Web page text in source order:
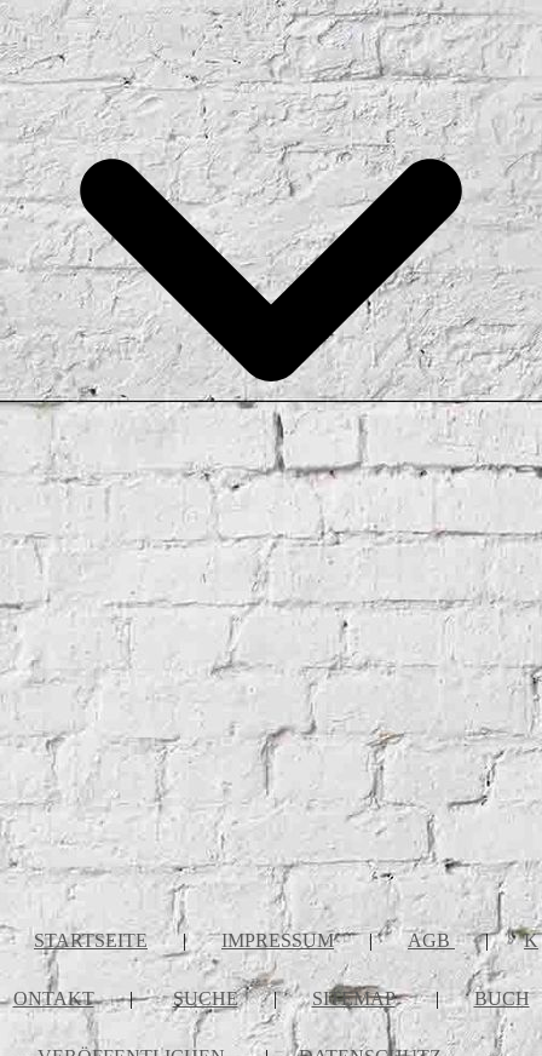
STARTSEITE | IMPRESSUM | AGB | K
ONTAKT | SUCHE | SITEMAP | BUCH